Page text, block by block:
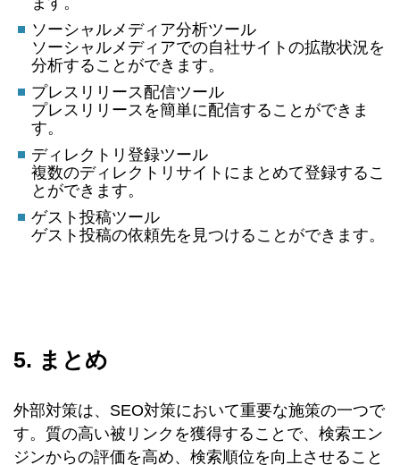
ソーシャルメディア分析ツール
ソーシャルメディアでの自社サイトの拡散状況を
分析することができます。
プレスリリース配信ツール
プレスリリースを簡単に配信することができま
す。
ディレクトリ登録ツール
複数のディレクトリサイトにまとめて登録するこ
とができます。
ゲスト投稿ツール
ゲスト投稿の依頼先を見つけることができます。
5. まとめ
外部対策は、SEO対策において重要な施策の一つで
す。質の高い被リンクを獲得することで、検索エン
ジンからの評価を高め、検索順位を向上させること